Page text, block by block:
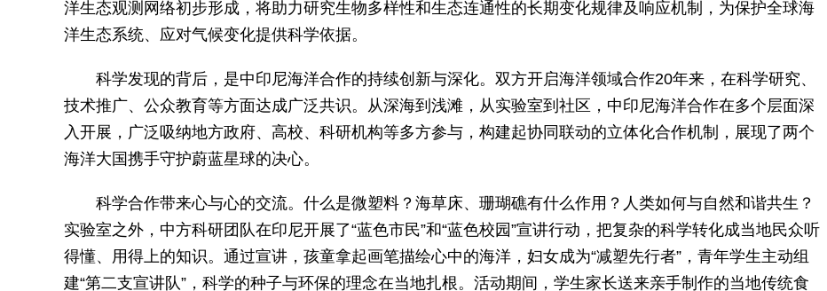
洋生态观测网络初步形成，将助力研究生物多样性和生态连通性的长期变化规律及响应机制，为保护全球海
洋生态系统、应对气候变化提供科学依据。
科学发现的背后，是中印尼海洋合作的持续创新与深化。双方开启海洋领域合作20年来，在科学研究、
技术推广、公众教育等方面达成广泛共识。从深海到浅滩，从实验室到社区，中印尼海洋合作在多个层面深
入开展，广泛吸纳地方政府、高校、科研机构等多方参与，构建起协同联动的立体化合作机制，展现了两个
海洋大国携手守护蔚蓝星球的决心。
科学合作带来心与心的交流。什么是微塑料？海草床、珊瑚礁有什么作用？人类如何与自然和谐共生？
实验室之外，中方科研团队在印尼开展了“蓝色市民”和“蓝色校园”宣讲行动，把复杂的科学转化成当地民众听
得懂、用得上的知识。通过宣讲，孩童拿起画笔描绘心中的海洋，妇女成为“减塑先行者”，青年学生主动组
建“第二支宣讲队”，科学的种子与环保的理念在当地扎根。活动期间，学生家长送来亲手制作的当地传统食